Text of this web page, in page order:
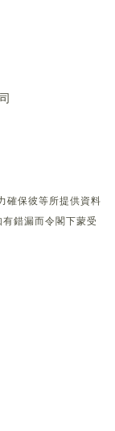
確保彼等所提供資料
錯漏而令閣下蒙受